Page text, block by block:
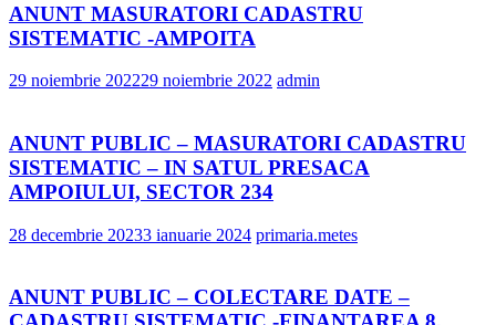
ANUNT MASURATORI CADASTRU
SISTEMATIC -AMPOITA
29 noiembrie 202229 noiembrie 2022 admin
ANUNT PUBLIC – MASURATORI CADASTRU
SISTEMATIC – IN SATUL PRESACA
AMPOIULUI, SECTOR 234
28 decembrie 20233 ianuarie 2024 primaria.metes
ANUNT PUBLIC – COLECTARE DATE –